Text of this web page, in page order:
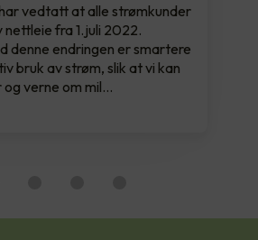
vedtatt at alle strømkunder
nettleie fra 1.juli 2022.
denne endringen er smartere
bruk av strøm, slik at vi kan
og verne om mil…